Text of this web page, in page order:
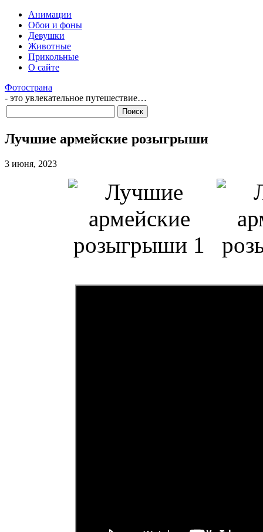
Анимации
Обои и фоны
Девушки
Животные
Прикольные
О сайте
Фотострана
- это увлекательное путешествие…
Лучшие армейские розыгрыши
3 июня, 2023